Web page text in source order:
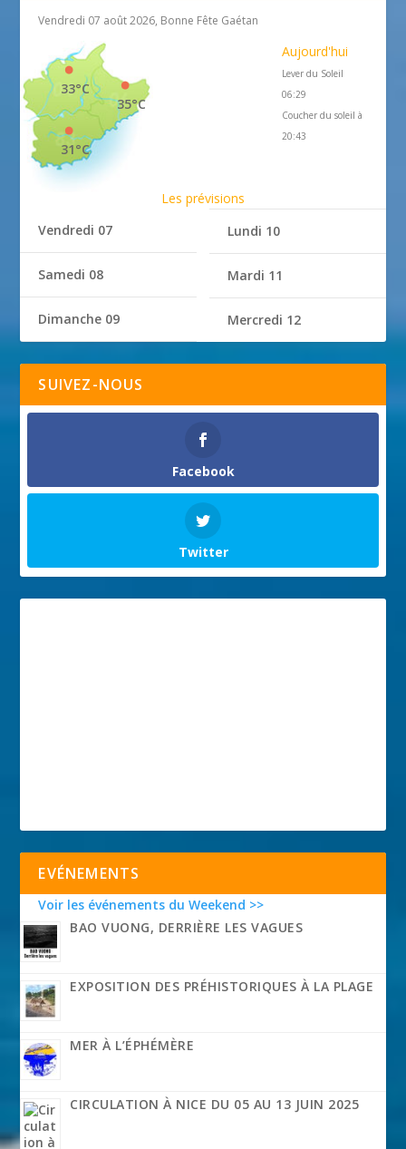
Vendredi 07 août 2026, Bonne Fête Gaétan
35°C
33°C
31°C
Aujourd'hui
Lever du Soleil
06:29
Coucher du soleil à
20:43
Les prévisions
Vendredi 07
Samedi 08
Dimanche 09
Lundi 10
Mardi 11
Mercredi 12
SUIVEZ-NOUS
Facebook
Twitter
EVÉNEMENTS
Voir les événements du Weekend >>
BAO VUONG, DERRIÈRE LES VAGUES
EXPOSITION DES PRÉHISTORIQUES À LA PLAGE
MER À L’ÉPHÉMÈRE
CIRCULATION À NICE DU 05 AU 13 JUIN 2025